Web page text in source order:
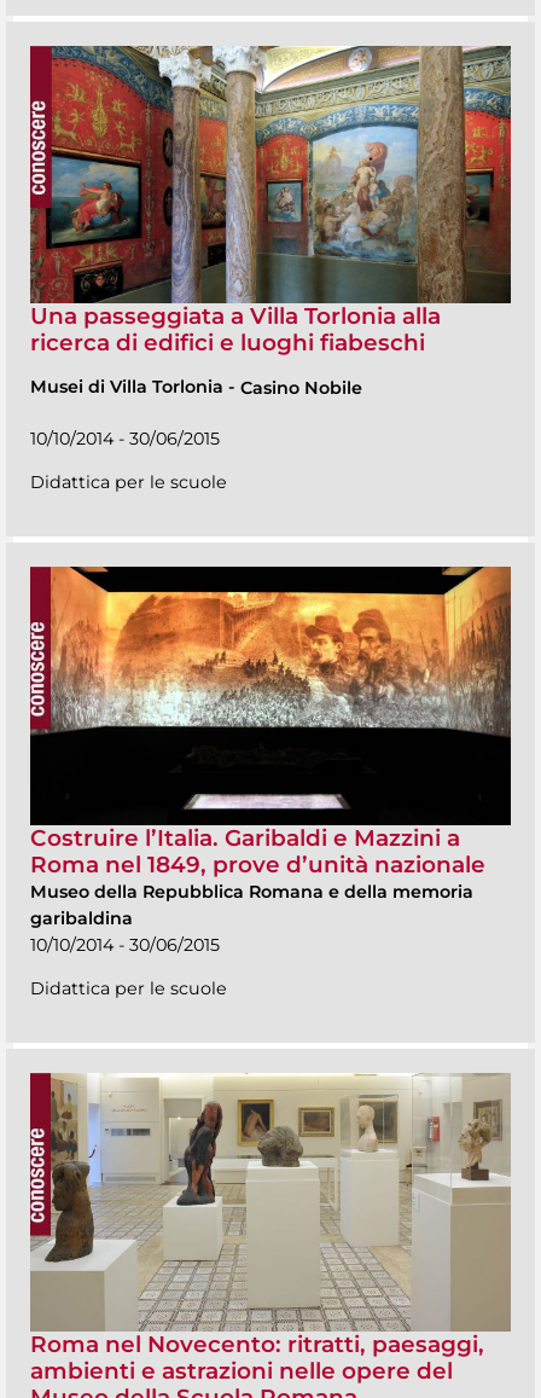
Una passeggiata a Villa Torlonia alla
ricerca di edifici e luoghi fiabeschi
Musei di Villa Torlonia - Casino Nobile
10/10/2014 - 30/06/2015
Didattica per le scuole
Costruire l’Italia. Garibaldi e Mazzini a
Roma nel 1849, prove d’unità nazionale
Museo della Repubblica Romana e della memoria
garibaldina
10/10/2014 - 30/06/2015
Didattica per le scuole
Roma nel Novecento: ritratti, paesaggi,
ambienti e astrazioni nelle opere del